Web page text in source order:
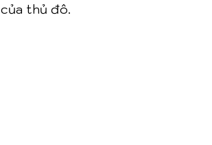
của thủ đô.